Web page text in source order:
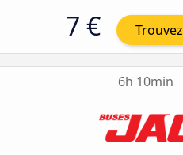
7 € Trouvez
6h 10min